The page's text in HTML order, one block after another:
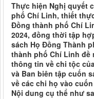
Thực hiện Nghị quyết
phố Chí Linh, thiết
Đồng thành phố Chí
2024, đồng thời tập
sách Họ Đồng Thành
thành phố Chí Linh đề
thông tin về chi tộc
và Ban biên tập cuốn
về các chi họ vào
Nội dung cụ thể như